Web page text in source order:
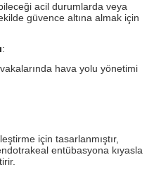
acil durumlarda veya
güvence altına almak için
:
hava yolu yönetimi
için tasarlanmıştır,
entübasyona kıyasla